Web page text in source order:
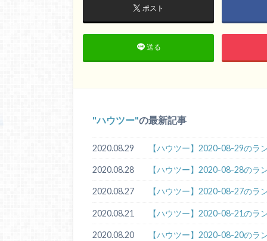
ポスト
送る
ハウツー の最新記事
2020.08.29 【ハウツー】2020-08-29のラ
2020.08.28 【ハウツー】2020-08-28のラ
2020.08.27 【ハウツー】2020-08-27のラ
2020.08.21 【ハウツー】2020-08-21のラ
2020.08.20 【ハウツー】2020-08-20のラ